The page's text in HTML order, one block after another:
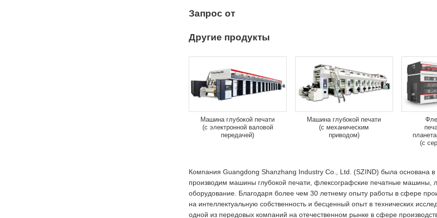
Запрос от
Другие продукты
Машина глубокой печати
(с электронной валовой
передачей)
Машина глубокой печати
(с механическим
приводом)
(с
Компания Guangdong Shanzhang Industry Co., Ltd. (SZIND) была основана
производим машины глубокой печати, флексографские печатные машины,
оборудование. Благодаря более чем 30 летнему опыту работы в сфере
на интеллектуальную собственность и бесценный опыт в технических
одной из передовых компаний на отечественном рынке в сфере